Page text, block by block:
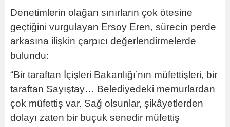
Denetimlerin olağan sınırların çok ötesine
geçtiğini vurgulayan Ersoy Eren, sürecin perde
arkasına ilişkin çarpıcı değerlendirmelerde
bulundu:
“Bir taraftan İçişleri Bakanlığı’nın müfettişleri, bir
taraftan Sayıştay… Belediyedeki memurlardan
çok müfettiş var. Sağ olsunlar, şikâyetlerden
dolayı zaten bir buçuk senedir müfettiş